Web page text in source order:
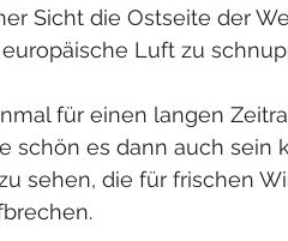
Sicht die Ostseite der
Luft zu
für einen langen
schön es dann auch sein
sehen, die für frischen